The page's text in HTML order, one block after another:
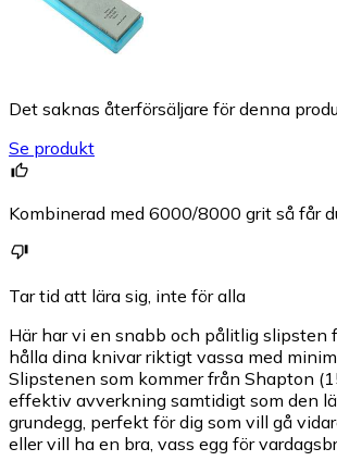
Det saknas återförsäljare för denna
Se produkt
Kombinerad med 6000/8000 grit så får
Tar tid att lära sig, inte för alla
Här har vi en snabb och pålitlig slipsten
hålla dina knivar riktigt vassa med
Slipstenen som kommer från Shapton
effektiv avverkning samtidigt som den
grundegg, perfekt för dig som vill gå
eller vill ha en bra, vass egg för